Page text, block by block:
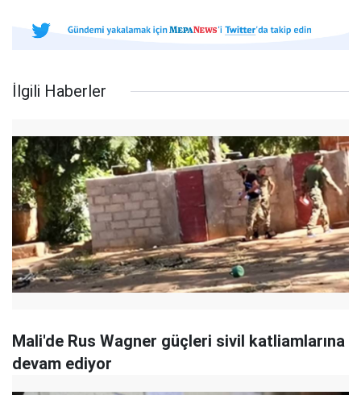
İlgili Haberler
Mali'de Rus Wagner güçleri sivil katliamlarına
devam ediyor